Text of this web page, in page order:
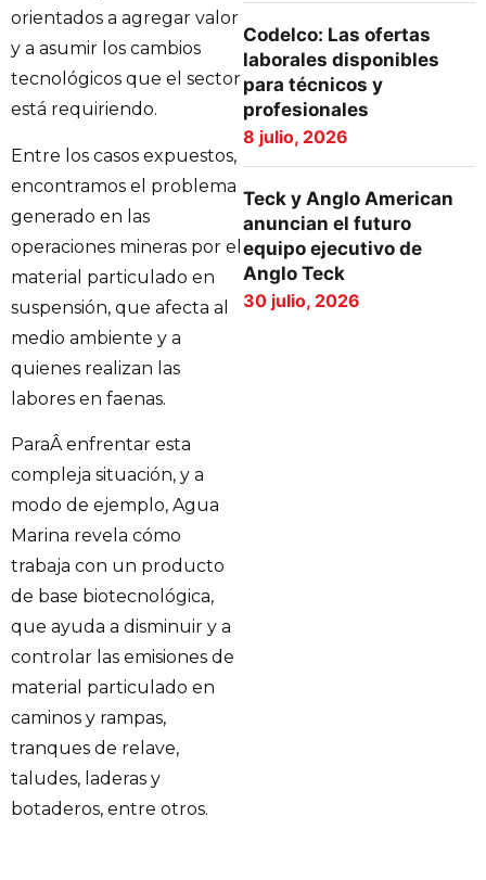
orientados a agregar valor
y a asumir los cambios
tecnológicos que el sector
está requiriendo.
Entre los casos expuestos,
encontramos el problema
generado en las
operaciones mineras por el
material particulado en
suspensión, que afecta al
medio ambiente y a
quienes realizan las
labores en faenas.
ParaÂ enfrentar esta
compleja situación, y a
modo de ejemplo, Agua
Marina revela cómo
trabaja con un producto
de base biotecnológica,
que ayuda a disminuir y a
controlar las emisiones de
material particulado en
caminos y rampas,
tranques de relave,
taludes, laderas y
botaderos, entre otros.
Codelco: Las ofertas
laborales disponibles
para técnicos y
profesionales
8 julio, 2026
Teck y Anglo American
anuncian el futuro
equipo ejecutivo de
Anglo Teck
30 julio, 2026